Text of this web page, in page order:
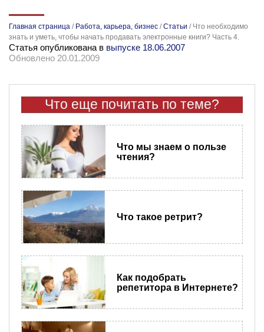
Главная страница / Работа, карьера, бизнес /Статьи / Что необходимо
знать и уметь, чтобы начать продавать электронные книги? Часть 4.
Статья опубликована в выпуске 18.06.2007
Обновлено 20.01.2009
Что еще почитать по теме?
Что мы знаем о пользе
чтения?
Что такое ретрит?
Как подобрать
репетитора в Интернете?